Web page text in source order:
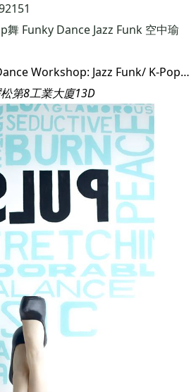
舞 Funky Dance Jazz Funk 空中瑜
We provide Regular Dance Workshop: Jazz Funk/ K-Pop/ Girls Style/ Funky Dance(Fitness)/ Sexy Dance Pole Dance & Fly Yoga Private Dance Workshop/ Studio Rental/ Performances/ Choreography
第8工業大廈13D